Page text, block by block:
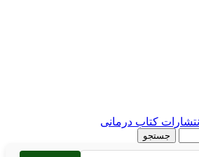
جستجو